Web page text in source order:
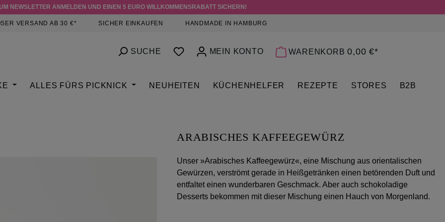
NEWSLETTER ANMELDEN UND EINEN 5 EURO WILLKOMMENSRABATT SICHERN!
VERSAND AB 30 €* SICHER EINKAUFEN HANDMADE IN HAMBURG
SUCHE DU HAST 0 PRODUKTE AUF DEM MERKZETTEL
MEIN KONTO WARENKORB 0,00 €*
ALLES FÜRS PICKNICK NEUHEITEN KÜCHENHELFER REZEPTE STORES B2B
ARABISCHES KAFFEEGEWÜRZ
Unser »Arabisches Kaffeegewürz«, eine Mischung aus orientalischen
Gewürzen, verströmt gerade in Heißgetränken einen betörenden Duft und
entfaltet einen wunderbaren Geschmack. Aber auch schokoladige
Desserts bekommen mit dieser Mischung einen Hauch von Morgenland.